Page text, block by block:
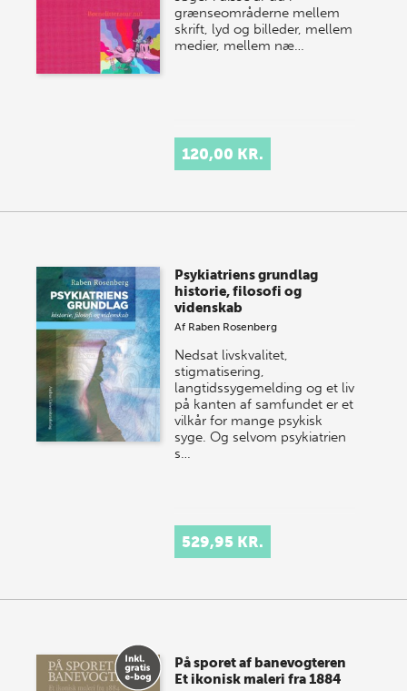
grænseområderne mellem
skrift, lyd og billeder, mellem
medier, mellem næ…
120,00 KR.
Psykiatriens grundlag
historie, filosofi og
videnskab
Af Raben Rosenberg
Nedsat livskvalitet,
stigmatisering,
langtidssygemelding og et liv
på kanten af samfundet er et
vilkår for mange psykisk
syge. Og selvom psykiatrien
s…
529,95 KR.
På sporet af banevogteren
Et ikonisk maleri fra 1884